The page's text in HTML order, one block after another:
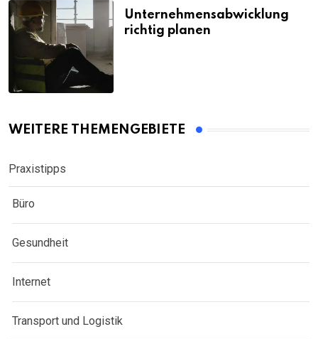
Unternehmensabwicklung
richtig planen
WEITERE THEMENGEBIETE
Praxistipps
Büro
Gesundheit
Internet
Transport und Logistik